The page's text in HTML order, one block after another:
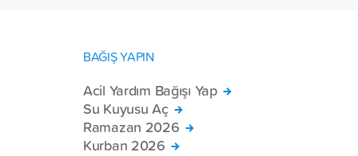
BAĞIŞ YAPIN
Acil Yardım Bağışı Yap
Su Kuyusu Aç
Ramazan 2026
Kurban 2026